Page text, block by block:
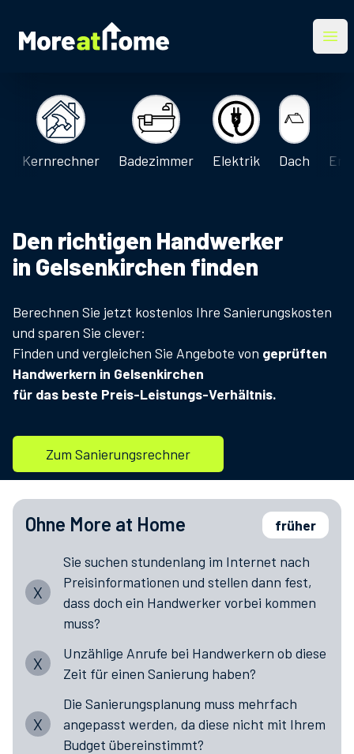
More at Home
Kernrechner Badezimmer Elektrik Dach
Den richtigen Handwerker
in Gelsenkirchen finden
Berechnen Sie jetzt kostenlos Ihre Sanierungskosten
und sparen Sie clever:
Finden und vergleichen Sie Angebote von geprüften
Handwerkern in Gelsenkirchen
für das beste Preis-Leistungs-Verhältnis.
Zum Sanierungsrechner
Sanierungsplanung:
Ohne More at Home früher
X
Sie suchen stundenlang im Internet nach
Preisinformationen und stellen dann fest,
dass doch ein Handwerker vorbei kommen
muss?
X
Unzählige Anrufe bei Handwerkern ob diese
Zeit für einen Sanierung haben?
X
Die Sanierungsplanung muss mehrfach
angepasst werden, da diese nicht mit Ihrem
Budget übereinstimmt?